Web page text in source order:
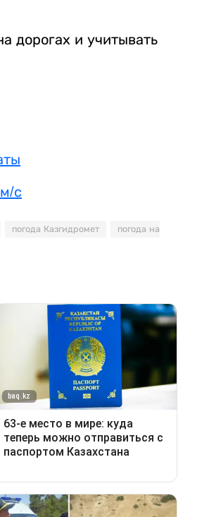
дорогах и учитывать
с
погода Казгидромет погода на